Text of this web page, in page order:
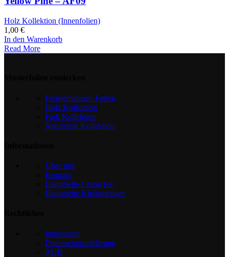
Holz Kollektion (Innenfolien)
1,00 €
In den Warenkorb
Read More
Fensterrahmen-Folien
Holz Kollektion
Farb Kollektion
Naturstein Kollektion
Über uns
Kontakt
Hauptseite ChronTec
Hauptseite Küchencover
Impressum
Datenschutzerklärung
AGB